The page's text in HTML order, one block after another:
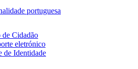
portuguesa
de Cidadão
eletrónico
de Identidade